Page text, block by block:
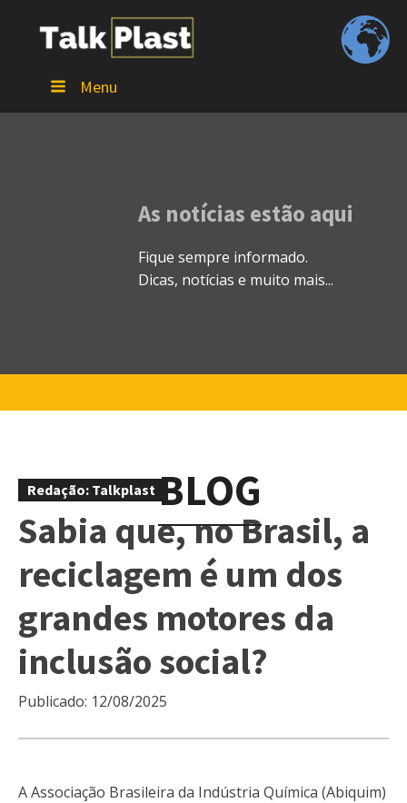
Menu
As notícias estão aqui
Fique sempre informado.
Dicas, notícias e muito mais...
BLOG
Redação: Talkplast
Sabia que, no Brasil, a
reciclagem é um dos
grandes motores da
inclusão social?
Publicado: 12/08/2025
A Associação Brasileira da Indústria Química (Abiquim)